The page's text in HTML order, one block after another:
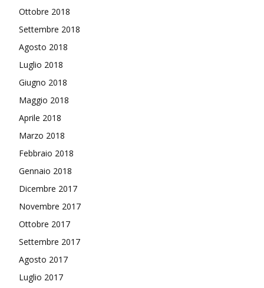
Ottobre 2018
Settembre 2018
Agosto 2018
Luglio 2018
Giugno 2018
Maggio 2018
Aprile 2018
Marzo 2018
Febbraio 2018
Gennaio 2018
Dicembre 2017
Novembre 2017
Ottobre 2017
Settembre 2017
Agosto 2017
Luglio 2017